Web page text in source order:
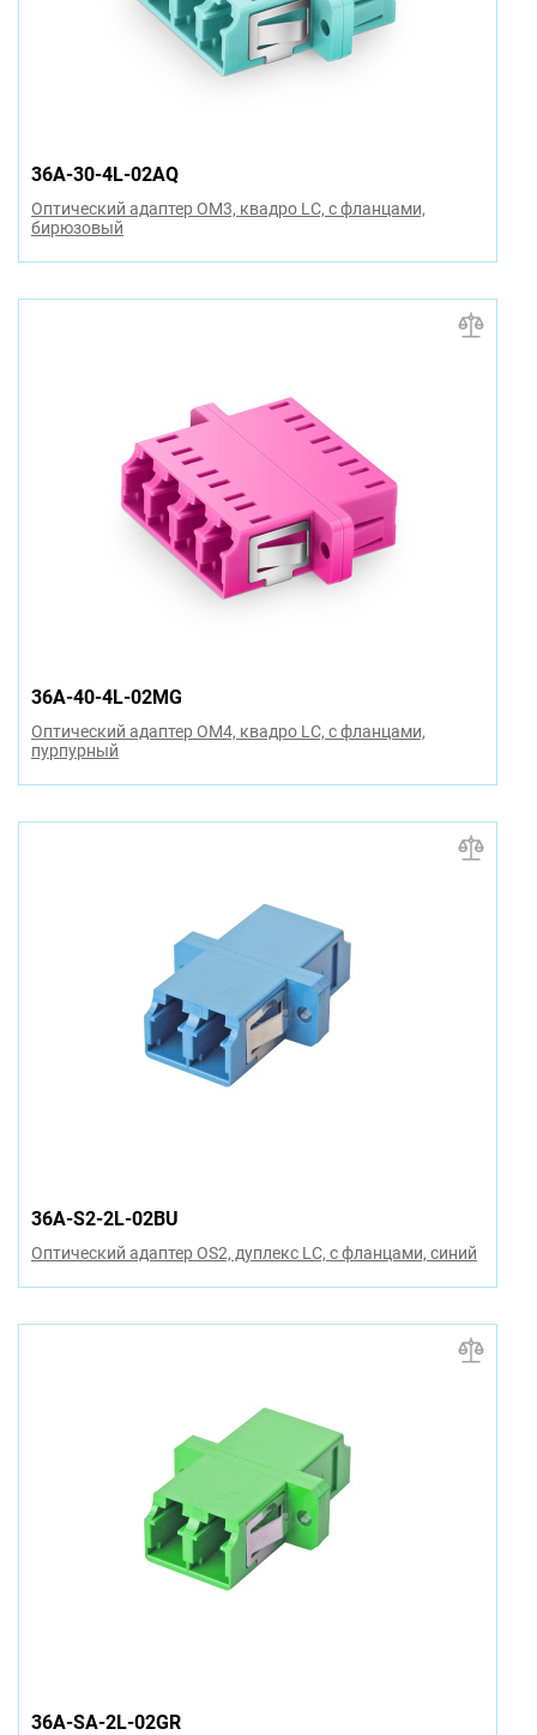
36A-30-4L-02AQ
Оптический адаптер OM3, квадро LC, с фланцами,
бирюзовый
36A-40-4L-02MG
Оптический адаптер OM4, квадро LC, с фланцами,
пурпурный
36A-S2-2L-02BU
Оптический адаптер OS2, дуплекс LC, с фланцами, синий
36A-SA-2L-02GR